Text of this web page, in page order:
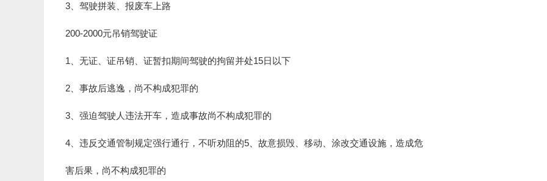
3、驾驶拼装、报废车上路
200-2000元吊销驾驶证
1、无证、证吊销、证暂扣期间驾驶的拘留并处15日以下
2、事故后逃逸，尚不构成犯罪的
3、强迫驾驶人违法开车，造成事故尚不构成犯罪的
4、违反交通管制规定强行通行，不听劝阻的5、故意损毁、移动、涂改交通设施，造成危
害后果，尚不构成犯罪的